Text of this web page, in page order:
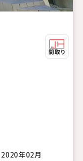
2020年02月